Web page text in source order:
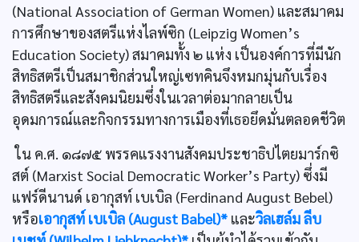
(National Association of German Women) และสมาคม
การศึกษาของสตรีแห่งไลพ์ซิก (Leipzig Women’s
Education Society) สมาคมทั้ง ๒ แห่ง เป็นองค์การที่มีนัก
สิทธิสตรีเป็นสมาชิกส่วนใหญ่เซทคินจึงหมกมุ่นกับเรื่อง
สิทธิสตรีและสังคมนิยมซึ่งในเวลาต่อมากลายเป็น
อุดมการณ์และกิจกรรมทางการเมืองที่เธอยึดมั่นตลอดชีวิต
ใน ค.ศ. ๑๘๗๕ พรรคแรงงานสังคมประชาธิปไตยมาร์กซิ
สต์ (Marxist Social Democratic Worker’s Party) ซึ่งมี
แฟร์ดีนานด์ เอากุสท์ เบเบิล (Ferdinand August Bebel)
หรือเอากุสท์ เบเบิล (August Babel)* และวิลเฮล์ม ลีบ